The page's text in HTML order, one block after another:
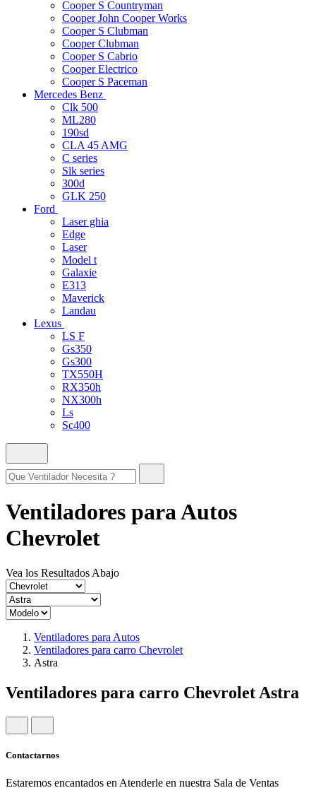
Cooper S Countryman
Cooper John Cooper Works
Cooper S Clubman
Cooper Clubman
Cooper S Cabrio
Cooper Electrico
Cooper S Paceman
Mercedes Benz
Clk 500
ML280
190sd
CLA 45 AMG
C series
Slk series
300d
GLK 250
Ford
Laser ghia
Edge
Laser
Model t
Galaxie
E313
Maverick
Landau
Lexus
LS F
Gs350
Gs300
TX550H
RX350h
NX300h
Ls
Sc400
Ventiladores para Autos
Chevrolet
Vea los Resultados Abajo
Ventiladores para Autos
Ventiladores para carro Chevrolet
Astra
Ventiladores para carro Chevrolet Astra
Contactarnos
Estaremos encantados en Atenderle en nuestra Sala de Ventas